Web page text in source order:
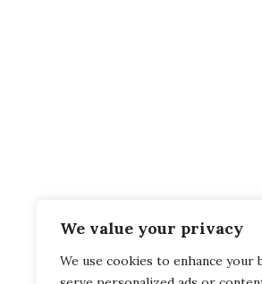
We value your privacy
We use cookies to enhance your